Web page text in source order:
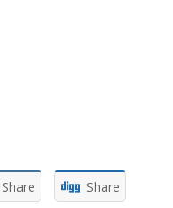
Share Share